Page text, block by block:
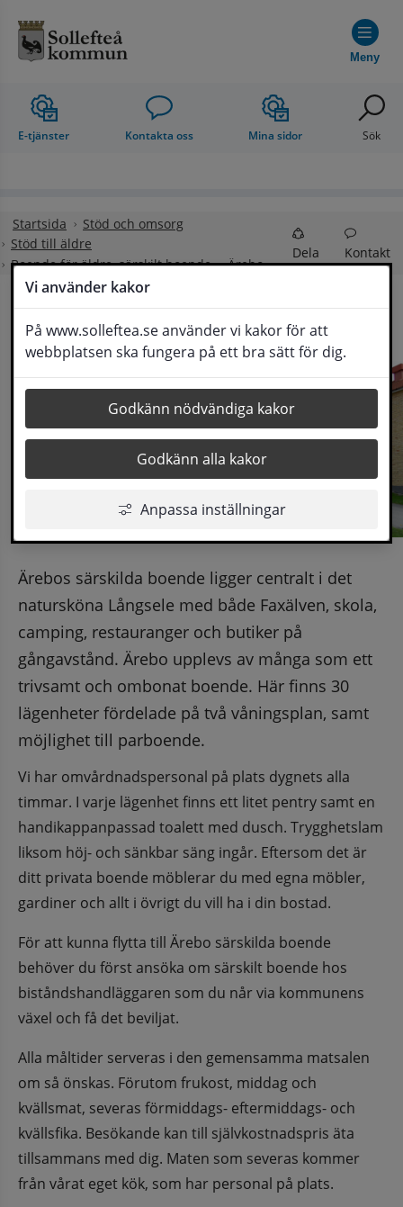
Vi använder kakor
På www.solleftea.se använder vi kakor för att
webbplatsen ska fungera på ett bra sätt för dig.
Godkänn nödvändiga kakor
Godkänn alla kakor
Anpassa inställningar
Meny
E-tjänster Kontakta oss Mina sidor Sök
Startsida
Stöd och omsorg
Stöd till äldre
Boende för äldre, särskilt boende
Ärebo
Dela Kontakt
Ärebo
Ärebos särskilda boende ligger centralt i det
natursköna Långsele med både Faxälven, skola,
camping, restauranger och butiker på
gångavstånd. Ärebo upplevs av många som ett
trivsamt och ombonat boende. Här finns 30
lägenheter fördelade på två våningsplan, samt
möjlighet till parboende.
Vi har omvårdnadspersonal på plats dygnets alla
timmar. I varje lägenhet finns ett litet pentry samt en
handikappanpassad toalett med dusch. Trygghetslam
liksom höj- och sänkbar säng ingår. Eftersom det är
ditt privata boende möblerar du med egna möbler,
gardiner och allt i övrigt du vill ha i din bostad.
För att kunna flytta till Ärebo särskilda boende
behöver du först ansöka om särskilt boende hos
biståndshandläggaren som du når via kommunens
växel och få det beviljat.
Alla måltider serveras i den gemensamma matsalen
om så önskas. Förutom frukost, middag och
kvällsmat, severas förmiddags- eftermiddags- och
kvällsfika. Besökande kan till självkostnadspris äta
tillsammans med dig. Maten som severas kommer
från vårat eget kök, som har personal på plats.